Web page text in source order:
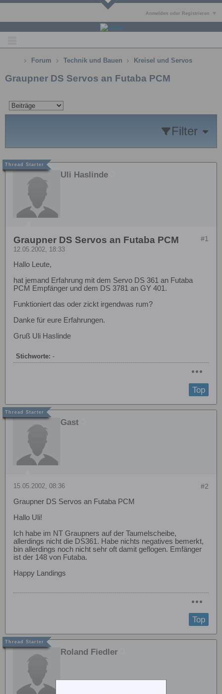
Anmelden oder Registrieren
Forum Technik und Bauen Kreisel und Servos
Graupner DS Servos an Futaba PCM
Filter
Uli Haslinde
#1
Graupner DS Servos an Futaba PCM
12.05.2002, 18:33
Hallo Leute,
hat jemand Erfahrung mit dem Servo DS 361 an Futaba
PCM Empfänger und dem DS 3781 an GY 401.
Funktioniert das oder zickt irgendwas rum?
Danke für eure Erfahrungen.
Gruß Uli Haslinde
Stichworte: -
Top
Gast
#2
15.05.2002, 08:36
Graupner DS Servos an Futaba PCM
Hallo Uli!
Ich habe im NT Graupners auf der Taumelscheibe,
allerdings nicht die DS361. Habe nichts negatives bemerkt,
bin allerdings noch nicht sehr oft damit geflogen. Emfänger
ist der 148 von Futaba.
Happy Landings
Top
Roland Fiedler